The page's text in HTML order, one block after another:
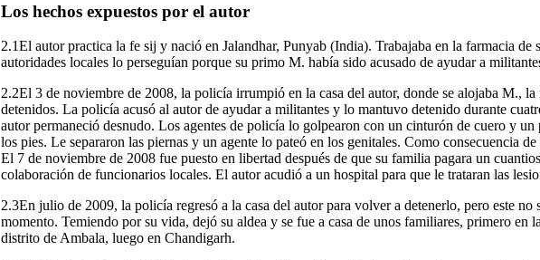
Los hechos expuestos por el autor
2.1El autor practica la fe sij y nació en Jalandhar, Punyab (India). Trabajaba en la farmacia de
autoridades locales lo perseguían porque su primo M. había sido acusado de ayudar a
2.2El 3 de noviembre de 2008, la policía irrumpió en la casa del autor, donde se alojaba M.,
detenidos. La policía acusó al autor de ayudar a militantes y lo mantuvo detenido durante
autor permaneció desnudo. Los agentes de policía lo golpearon con un cinturón de cuero y un
los pies. Le separaron las piernas y un agente lo pateó en los genitales. Como consecuencia de
El 7 de noviembre de 2008 fue puesto en libertad después de que su familia pagara un
colaboración de funcionarios locales. El autor acudió a un hospital para que le trataran las
2.3En julio de 2009, la policía regresó a la casa del autor para volver a detenerlo, pero este no
momento. Temiendo por su vida, dejó su aldea y se fue a casa de unos familiares, primero en
distrito de Ambala, luego en Chandigarh.